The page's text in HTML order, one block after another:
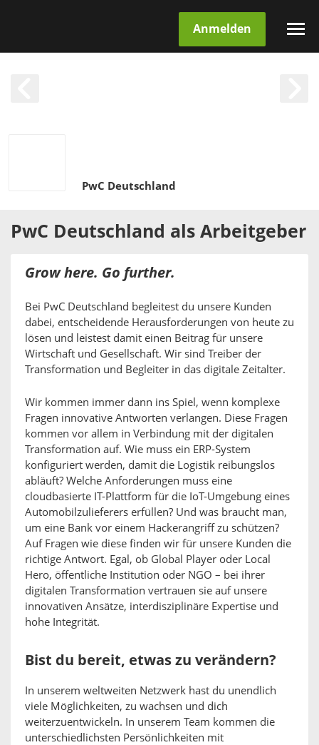
Anmelden
PwC Deutschland
PwC Deutschland als Arbeitgeber
Grow here. Go further.
Bei PwC Deutschland begleitest du unsere Kunden
dabei, entscheidende Herausforderungen von heute zu
lösen und leistest damit einen Beitrag für unsere
Wirtschaft und Gesellschaft. Wir sind Treiber der
Transformation und Begleiter in das digitale Zeitalter.
Wir kommen immer dann ins Spiel, wenn komplexe
Fragen innovative Antworten verlangen. Diese Fragen
kommen vor allem in Verbindung mit der digitalen
Transformation auf. Wie muss ein ERP-System
konfiguriert werden, damit die Logistik reibungslos
abläuft? Welche Anforderungen muss eine
cloudbasierte IT-Plattform für die IoT-Umgebung eines
Automobilzulieferers erfüllen? Und was braucht man,
um eine Bank vor einem Hackerangriff zu schützen?
Auf Fragen wie diese finden wir für unsere Kunden die
richtige Antwort. Egal, ob Global Player oder Local
Hero, öffentliche Institution oder NGO – bei ihrer
digitalen Transformation vertrauen sie auf unsere
innovativen Ansätze, interdisziplinäre Expertise und
hohe Integrität.
Bist du bereit, etwas zu verändern?
In unserem weltweiten Netzwerk hast du unendlich
viele Möglichkeiten, zu wachsen und dich
weiterzuentwickeln. In unserem Team kommen die
unterschiedlichsten Persönlichkeiten mit